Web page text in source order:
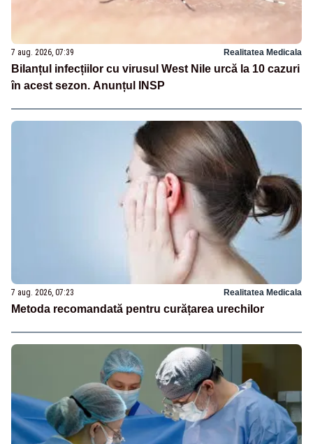
7 aug. 2026, 07:39 Realitatea Medicala
Bilanțul infecțiilor cu virusul West Nile urcă la 10 cazuri
în acest sezon. Anunțul INSP
7 aug. 2026, 07:23 Realitatea Medicala
Metoda recomandată pentru curățarea urechilor